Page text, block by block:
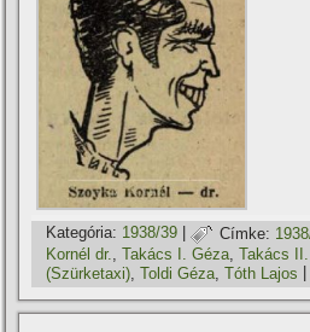
Kategória: 1938/39 | Címke:
Kornél dr.,Takács I. Géza,Takács
(Szürketaxi) ,Toldi Géza ,Tóth Lajos